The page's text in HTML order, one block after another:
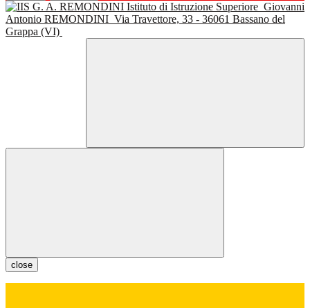
Istituto di Istruzione Superiore Giovanni
Antonio REMONDINI Via Travettore, 33 - 36061 Bassano del
Grappa (VI)
close